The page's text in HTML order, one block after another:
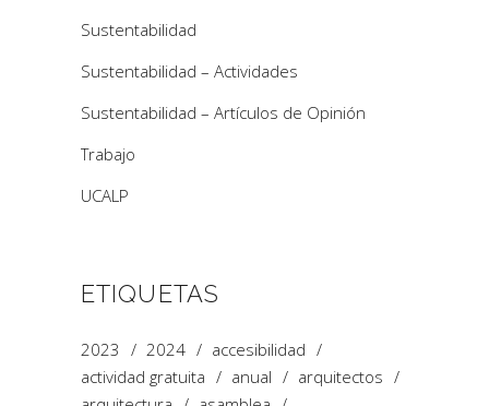
Sustentabilidad
Sustentabilidad – Actividades
Sustentabilidad – Artículos de Opinión
Trabajo
UCALP
ETIQUETAS
2023 2024
accesibilidad
actividad gratuita
anual
arquitectos